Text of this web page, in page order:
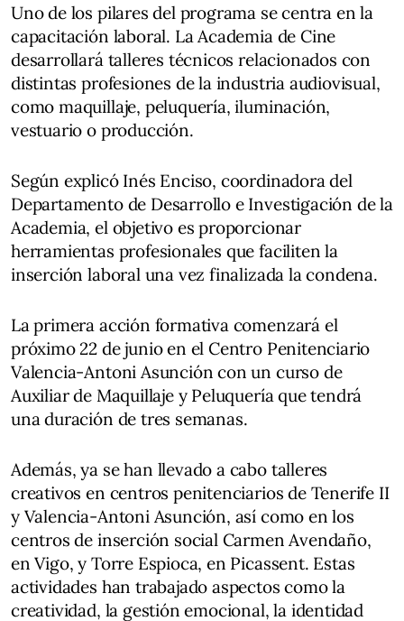
Uno de los pilares del programa se centra en la
capacitación laboral. La Academia de Cine
desarrollará talleres técnicos relacionados con
distintas profesiones de la industria audiovisual,
como maquillaje, peluquería, iluminación,
vestuario o producción.
Según explicó Inés Enciso, coordinadora del
Departamento de Desarrollo e Investigación de la
Academia, el objetivo es proporcionar
herramientas profesionales que faciliten la
inserción laboral una vez finalizada la condena.
La primera acción formativa comenzará el
próximo 22 de junio en el Centro Penitenciario
Valencia-Antoni Asunción con un curso de
Auxiliar de Maquillaje y Peluquería que tendrá
una duración de tres semanas.
Además, ya se han llevado a cabo talleres
creativos en centros penitenciarios de Tenerife II
y Valencia-Antoni Asunción, así como en los
centros de inserción social Carmen Avendaño,
en Vigo, y Torre Espioca, en Picassent. Estas
actividades han trabajado aspectos como la
creatividad, la gestión emocional, la identidad